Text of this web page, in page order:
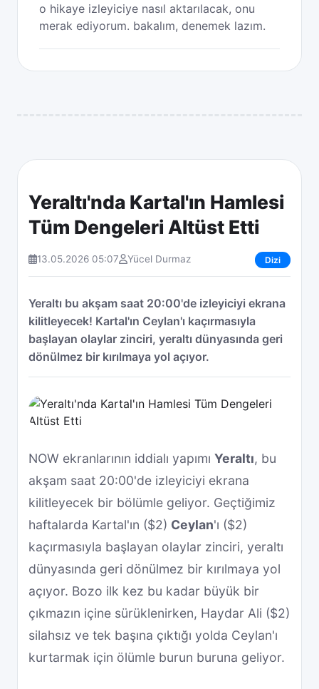
o hikaye izleyiciye nasıl aktarılacak, onu
merak ediyorum. bakalım, denemek lazım.
Yeraltı'nda Kartal'ın Hamlesi
Tüm Dengeleri Altüst Etti
13.05.2026 05:07 Yücel Durmaz Dizi
Yeraltı bu akşam saat 20:00'de izleyiciyi ekrana
kilitleyecek! Kartal'ın Ceylan'ı kaçırmasıyla
başlayan olaylar zinciri, yeraltı dünyasında geri
dönülmez bir kırılmaya yol açıyor.
NOW ekranlarının iddialı yapımı Yeraltı, bu
akşam saat 20:00'de izleyiciyi ekrana
kilitleyecek bir bölümle geliyor. Geçtiğimiz
haftalarda Kartal'ın ($2) Ceylan'ı ($2)
kaçırmasıyla başlayan olaylar zinciri, yeraltı
dünyasında geri dönülmez bir kırılmaya yol
açıyor. Bozo ilk kez bu kadar büyük bir
çıkmazın içine sürüklenirken, Haydar Ali ($2)
silahsız ve tek başına çıktığı yolda Ceylan'ı
kurtarmak için ölümle burun buruna geliyor.